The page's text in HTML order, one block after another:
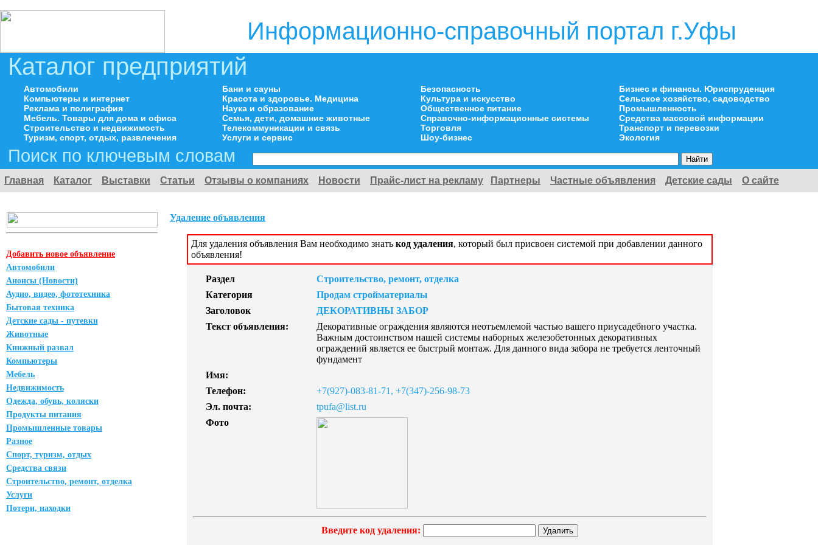
Информационно-справочный портал г.Уфы
Каталог предприятий
Автомобили
Компьютеры и интернет
Реклама и полиграфия
Мебель. Товары для дома и офиса
Строительство и недвижимость
Туризм, спорт, отдых, развлечения
Бани и сауны
Красота и здоровье. Медицина
Наука и образование
Семья, дети, домашние животные
Телекоммуникации и связь
Услуги и сервис
Безопасность
Культура и искусство
Общественное питание
Справочно-информационные системы
Торговля
Шоу-бизнес
Бизнес и финансы. Юриспруденция
Сельское хозяйство, садоводство
Промышленность
Средства массовой информации
Транспорт и перевозки
Экология
Поиск по ключевым словам
Главная Каталог Выставки Статьи Отзывы о компаниях Новости Прайс-лист на рекламу Партнеры Частные объявления Детские сады О сайте
Добавить новое объявление
Автомобили
Анонсы (Новости)
Аудио, видео, фототехника
Бытовая техника
Детские сады - путевки
Животные
Книжный развал
Компьютеры
Мебель
Недвижимость
Одежда, обувь, коляски
Продукты питания
Промышленные товары
Разное
Спорт, туризм, отдых
Средства связи
Строительство, ремонт, отделка
Услуги
Потери, находки
Удаление объявления
Для удаления объявления Вам необходимо знать код удаления, который был присвоен системой при добавлении данного
объявления!
Раздел
Строительство, ремонт, отделка
Категория
Продам стройматериалы
Заголовок
ДЕКОРАТИВНЫ ЗАБОР
Текст объявления:
Декоративные ограждения являются неотъемлемой частью вашего приусадебного участка.
Важным достоинством нашей системы наборных железобетонных декоративных
ограждений является ее быстрый монтаж. Для данного вида забора не требуется ленточный
фундамент
Имя:
Телефон:
+7(927)-083-81-71, +7(347)-256-98-73
Эл. почта:
tpufa@list.ru
Фото
Введите код удаления: